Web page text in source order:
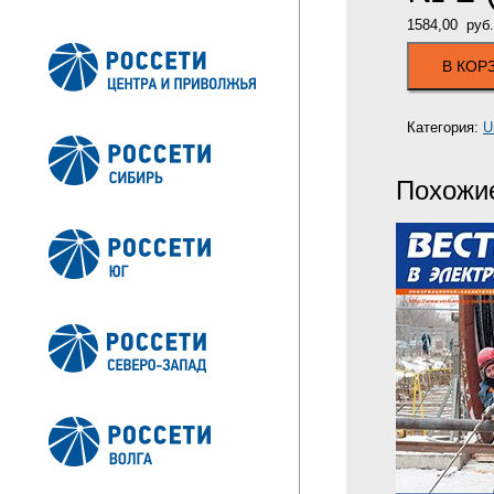
1584,00 руб.
В
Категория: